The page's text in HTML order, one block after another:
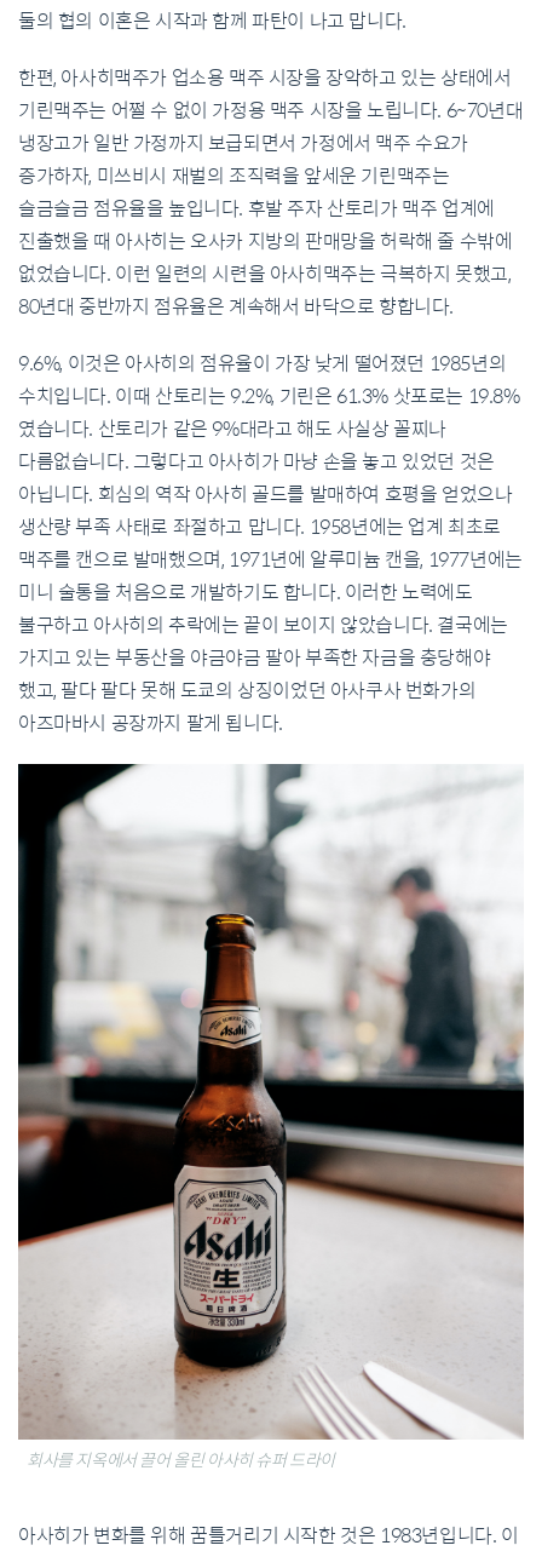
둘의 협의 이혼은 시작과 함께 파탄이 나고 맙니다.
한편, 아사히맥주가 업소용 맥주 시장을 장악하고 있는 상태에서
기린맥주는 어쩔 수 없이 가정용 맥주 시장을 노립니다. 6~70년대
냉장고가 일반 가정까지 보급되면서 가정에서 맥주 수요가
증가하자, 미쓰비시 재벌의 조직력을 앞세운 기린맥주는
슬금슬금 점유율을 높입니다. 후발 주자 산토리가 맥주 업계에
진출했을 때 아사히는 오사카 지방의 판매망을 허락해 줄 수밖에
없었습니다. 이런 일련의 시련을 아사히맥주는 극복하지 못했고,
80년대 중반까지 점유율은 계속해서 바닥으로 향합니다.
9.6%, 이것은 아사히의 점유율이 가장 낮게 떨어졌던 1985년의
수치입니다. 이때 산토리는 9.2%, 기린은 61.3% 삿포로는 19.8%
였습니다. 산토리가 같은 9%대라고 해도 사실상 꼴찌나
다름없습니다. 그렇다고 아사히가 마냥 손을 놓고 있었던 것은
아닙니다. 회심의 역작 아사히 골드를 발매하여 호평을 얻었으나
생산량 부족 사태로 좌절하고 맙니다. 1958년에는 업계 최초로
맥주를 캔으로 발매했으며, 1971년에 알루미늄 캔을, 1977년에는
미니 술통을 처음으로 개발하기도 합니다. 이러한 노력에도
불구하고 아사히의 추락에는 끝이 보이지 않았습니다. 결국에는
가지고 있는 부동산을 야금야금 팔아 부족한 자금을 충당해야
했고, 팔다 팔다 못해 도쿄의 상징이었던 아사쿠사 번화가의
아즈마바시 공장까지 팔게 됩니다.
회사를 지옥에서 끌어 올린 아사히 슈퍼 드라이
아사히가 변화를 위해 꿈틀거리기 시작한 것은 1983년입니다. 이